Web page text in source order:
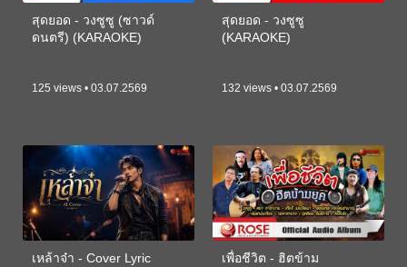
สุดยอด - วงซูซู (ซาวด์
ดนตรี) (KARAOKE)
125 views • 03.07.2569
สุดยอด - วงซูซู
(KARAOKE)
132 views • 03.07.2569
เหล้าจ๋า - Cover Lyric
เพื่อชีวิต - ฮิตข้าม